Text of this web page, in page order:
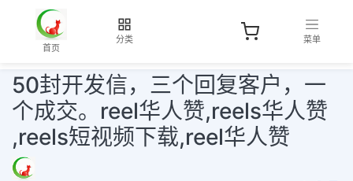
首页
分类 菜单
50封开发信，三个回复客户，一
个成交。reel华人赞,reels华人赞
,reels短视频下载,reel华人赞